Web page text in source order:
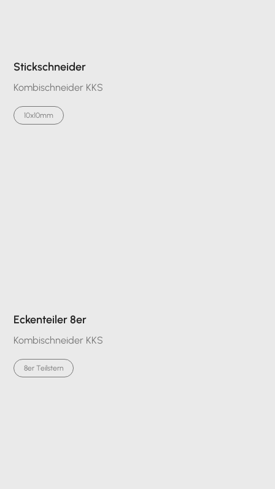
Stickschneider
Kombischneider KKS
10x10mm
Eckenteiler 8er
Kombischneider KKS
8er Teilstern